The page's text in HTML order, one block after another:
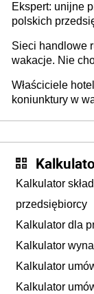
Ekspert: unijne
polskich
Sieci handlowe
wakacje. Nie
tam, gdzie wielu
Właściciele
koniunktury w
Kalkulator
przedsiębiorcy
Kalkulator dla
Kalkulator
Kalkulator
Kalkulator